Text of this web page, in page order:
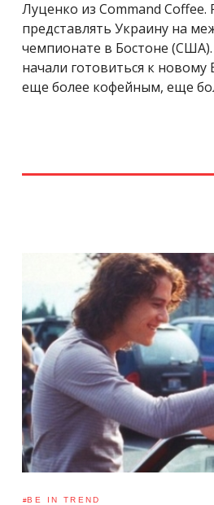
Луценко из Command Coffee.
представлять Украину на
чемпионате в Бостоне
начали готовиться к новому
еще более кофейным, еще
BE IN TREND